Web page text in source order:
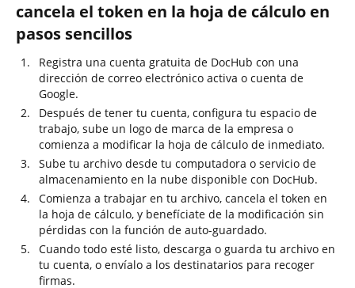
cancela el token en la hoja de cálculo en
pasos sencillos
Registra una cuenta gratuita de DocHub con una
dirección de correo electrónico activa o cuenta de
Google.
Después de tener tu cuenta, configura tu espacio de
trabajo, sube un logo de marca de la empresa o
comienza a modificar la hoja de cálculo de inmediato.
Sube tu archivo desde tu computadora o servicio de
almacenamiento en la nube disponible con DocHub.
Comienza a trabajar en tu archivo, cancela el token en
la hoja de cálculo, y benefíciate de la modificación sin
pérdidas con la función de auto-guardado.
Cuando todo esté listo, descarga o guarda tu archivo en
tu cuenta, o envíalo a los destinatarios para recoger
firmas.